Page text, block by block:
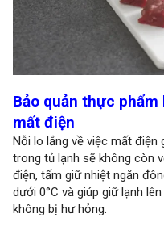
Bảo quản thực
mất điện
Nỗi lo lắng về việc mất điện
trong tủ lạnh sẽ không còn
điện, tấm giữ nhiệt ngăn
dưới 0°C và giúp giữ lạnh
không bị hư hỏng.